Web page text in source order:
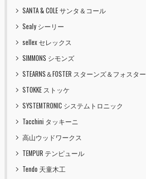
SANTA & COLE サンタ＆コール
Sealy シーリー
sellex セレックス
SIMMONS シモンズ
STEARNS＆FOSTER スターンズ＆フォスター
STOKKE ストッケ
SYSTEMTRONIC システムトロニック
Tacchini タッキーニ
高山ウッドワークス
TEMPUR テンピュール
Tendo 天童木工